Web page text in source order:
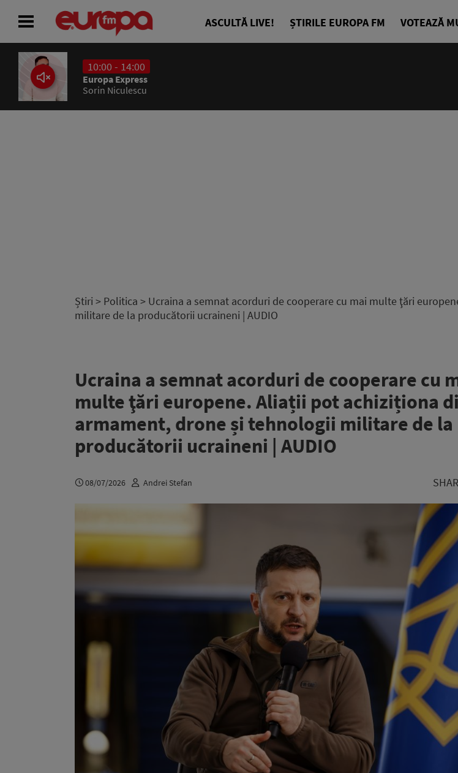
ASCULTĂ LIVE! ȘTIRILE EUROPA FM VOTEAZĂ
10:00 - 14:00
Europa Express
Sorin Niculescu
Știri > Politica > Ucraina a semnat acorduri de cooperare cu mai multe ţări
militare de la producătorii ucraineni | AUDIO
Ucraina a semnat acorduri de cooperare cu
multe ţări europene. Aliații pot achiziționa
armament, drone și tehnologii militare de la
producătorii ucraineni | AUDIO
08/07/2026 Andrei Stefan
ACASĂ
ȘTIRI